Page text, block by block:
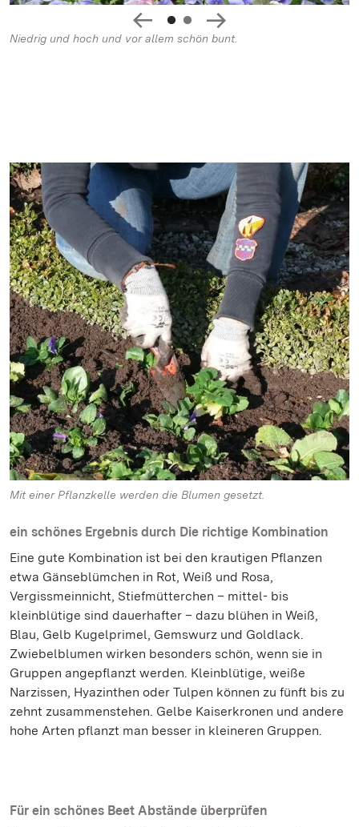
Niedrig und hoch und vor allem schön bunt.
Mit einer Pflanzkelle werden die Blumen gesetzt.
ein schönes Ergebnis durch Die richtige Kombination
Eine gute Kombination ist bei den krautigen Pflanzen
etwa Gänseblümchen in Rot, Weiß und Rosa,
Vergissmeinnicht, Stiefmütterchen – mittel- bis
kleinblütige sind dauerhafter – dazu blühen in Weiß,
Blau, Gelb Kugelprimel, Gemswurz und Goldlack.
Zwiebelblumen wirken besonders schön, wenn sie in
Gruppen angepflanzt werden. Kleinblütige, weiße
Narzissen, Hyazinthen oder Tulpen können zu fünft bis zu
zehnt zusammenstehen. Gelbe Kaiserkronen und andere
hohe Arten pflanzt man besser in kleineren Gruppen.
Für ein schönes Beet Abstände überprüfen